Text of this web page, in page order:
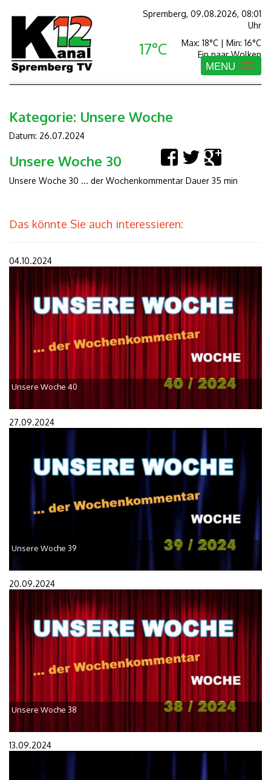
Spremberg, 09.08.2026, 08:01
Uhr
17°C
Max: 18°C | Min: 16°C
Ein paar Wolken
Toggle
navigation
MENU
Kategorie: Unsere Woche
Datum: 26.07.2024
Unsere Woche 30
Unsere Woche 30 ... der Wochenkommentar Dauer 35 min
Das könnte Sie auch interessieren:
04.10.2024
Unsere Woche 40
27.09.2024
Unsere Woche 39
20.09.2024
Unsere Woche 38
13.09.2024